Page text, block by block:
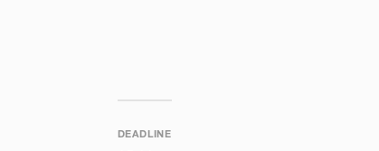
DEADLINE